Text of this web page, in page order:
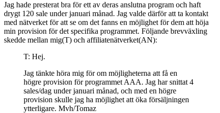
Jag hade presterat bra för ett av deras anslutna program och haft
drygt 120 sale under januari månad. Jag valde därför att ta kontakt
med nätverket för att se om det fanns en möjlighet för dem att höja
min provision för det specifika programmet. Följande brevväxling
skedde mellan mig(T) och affiliatenätverket(AN):
T: Hej.
Jag tänkte höra mig för om möjligheterna att få en
högre provision för programmet AAA. Jag har snittat 4
sales/dag under januari månad, och med en högre
provision skulle jag ha möjlighet att öka försäljningen
ytterligare. Mvh/Tomaz